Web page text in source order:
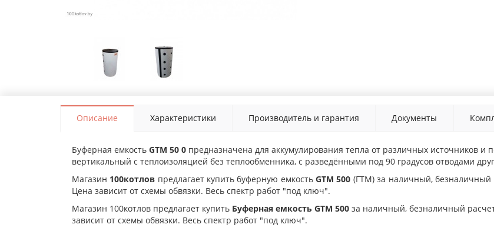
Описание Характеристики Производитель и гарантия Документы
Буферная емкость GTM 50 0 предназначена для аккумулирования тепла от различных источников и
вертикальный с теплоизоляцией без теплообменника, с разведёнными под 90 градусов отводами
Магазин 100котлов предлагает купить буферную емкостьGTM 500 (ГТМ)за наличный, безналичный
Цена зависит от схемы обвязки. Весь спектр работ "под ключ".
Магазин 100котлов предлагает купить Буферная емкость GTM 500 за наличный, безналичный
зависит от схемы обвязки. Весь спектр работ "под ключ".